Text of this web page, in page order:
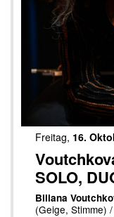
Freitag, 16.
SOLO,
Biliana
(Geige, Stimme) /